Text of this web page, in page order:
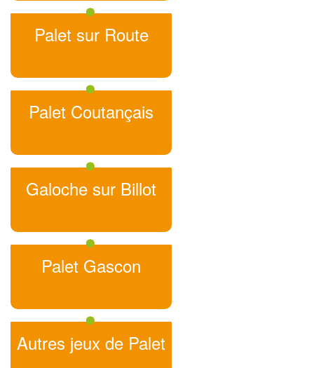
Palet sur Route
Palet Coutançais
Galoche sur Billot
Palet Gascon
Autres jeux de Palet